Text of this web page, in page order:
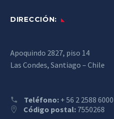
DIRECCIÓN:
Apoquindo 2827, piso 14
Las Condes, Santiago – Chile
Teléfono: + 56 2 2588 6000
Código postal: 7550268